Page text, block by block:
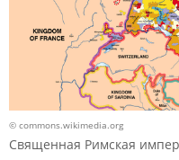
© commons.wikimedia.org
Священная Римская